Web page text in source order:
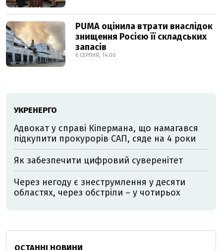
PUMA оцінила втрати внаслідок
знищення Росією її складських
запасів
6 СЕРПНЯ, 14:00
УКРЕНЕРГО
Адвокат у справі Кіпермана, що намагався
підкупити прокурорів САП, сяде на 4 роки
Як забезпечити цифровий суверенітет
Через негоду є знеструмлення у десяти
областях, через обстріли – у чотирьох
ОСТАННІ НОВИНИ